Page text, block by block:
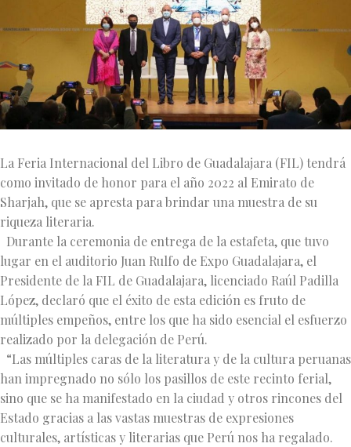
La Feria Internacional del Libro de Guadalajara (FIL) tendrá
como invitado de honor para el año 2022 al Emirato de
Sharjah, que se apresta para brindar una muestra de su
riqueza literaria.
Durante la ceremonia de entrega de la estafeta, que tuvo
lugar en el auditorio Juan Rulfo de Expo Guadalajara, el
Presidente de la FIL de Guadalajara, licenciado Raúl Padilla
López, declaró que el éxito de esta edición es fruto de
múltiples empeños, entre los que ha sido esencial el esfuerzo
realizado por la delegación de Perú.
“Las múltiples caras de la literatura y de la cultura peruanas
han impregnado no sólo los pasillos de este recinto ferial,
sino que se ha manifestado en la ciudad y otros rincones del
Estado gracias a las vastas muestras de expresiones
culturales, artísticas y literarias que Perú nos ha regalado.